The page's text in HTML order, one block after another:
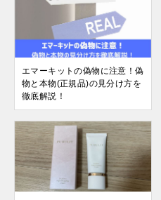
エマーキットの偽物に注意！偽
物と本物(正規品)の見分け方を
徹底解説！